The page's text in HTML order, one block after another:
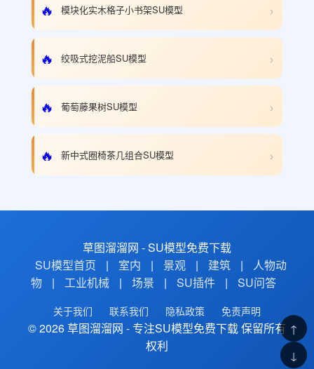
🔥 模块化实木格子小书架SU模型 ›
🔥 绞吸式挖泥船SU模型 ›
🔥 葡萄藤果树SU模型 ›
🔥 新中式圈椅茶几组合SU模型 ›
草图溜溜网 - SU模型免费下载
SU模型首页
| 室内 | 景观 | 建筑 |
人物动
物
| 工业机械 | 场景 | SU插件 | SU问答
关于我们 联系我们 隐私政策 免责声明
© 2026 草图溜溜网 - 专注SU模型免费下载 保留所有
权利
↑
↓